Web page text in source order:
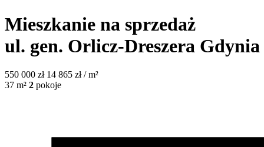
Mieszkanie na sprzedaż
ul. gen. Orlicz-Dreszera Gdynia
550 000 zł 14 865 zł / m²
37 m² 2 pokoje